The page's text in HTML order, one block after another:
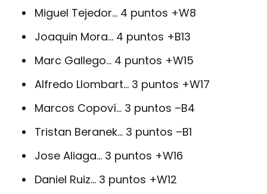
Miguel Tejedor… 4 puntos +W8
Joaquin Mora… 4 puntos +B13
Marc Gallego… 4 puntos +W15
Alfredo Llombart… 3 puntos +W17
Marcos Copoví… 3 puntos –B4
Tristan Beranek… 3 puntos –B1
Jose Aliaga… 3 puntos +W16
Daniel Ruiz… 3 puntos +W12